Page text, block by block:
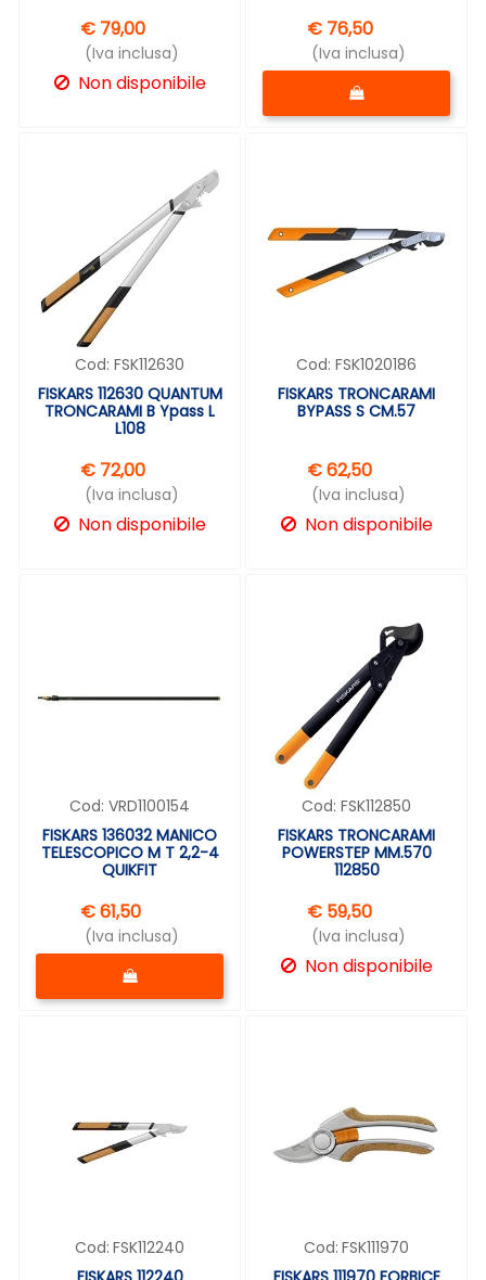
€ 79,00
(Iva inclusa)
Non disponibile
€ 76,50
(Iva inclusa)
Quantità
Cod: FSK112630
FISKARS 112630 QUANTUM
TRONCARAMI B Ypass L
L108
€ 72,00
(Iva inclusa)
Non disponibile
Cod: FSK1020186
FISKARS TRONCARAMI
BYPASS S CM.57
€ 62,50
(Iva inclusa)
Non disponibile
Cod: VRD1100154
FISKARS 136032 MANICO
TELESCOPICO M T 2,2-4
QUIKFIT
€ 61,50
(Iva inclusa)
Quantità
Cod: FSK112850
FISKARS TRONCARAMI
POWERSTEP MM.570
112850
€ 59,50
(Iva inclusa)
Non disponibile
Cod: FSK112240
Cod: FSK111970